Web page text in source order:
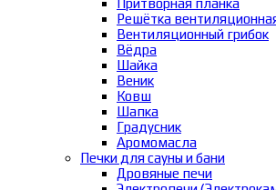
Притворная планка
Решётка
Вентиляционный грибок
Вёдра
Шайка
Веник
Ковш
Шапка
Градусник
Аромомасла
Печки для сауны и бани
Дровяные печи